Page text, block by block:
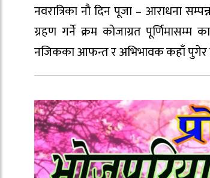
नवरात्रिका नौ दिन पूजा – आराधना
ग्रहण गर्ने क्रम कोजाग्रत
नजिकका आफन्त र अभिभावक कहाँ पुगेर